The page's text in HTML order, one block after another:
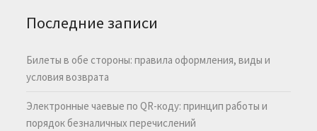
Последние записи
Билеты в обе стороны: правила оформления, виды и
условия возврата
Электронные чаевые по QR-коду: принцип работы и
порядок безналичных перечислений